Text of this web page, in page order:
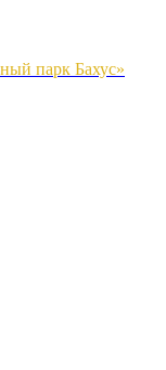
парк Бахус»